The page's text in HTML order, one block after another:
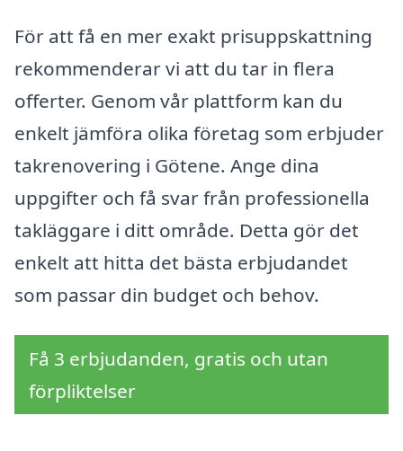
För att få en mer exakt prisuppskattning
rekommenderar vi att du tar in flera
offerter. Genom vår plattform kan du
enkelt jämföra olika företag som erbjuder
takrenovering i Götene. Ange dina
uppgifter och få svar från professionella
takläggare i ditt område. Detta gör det
enkelt att hitta det bästa erbjudandet
som passar din budget och behov.
Få 3 erbjudanden, gratis och utan
förpliktelser